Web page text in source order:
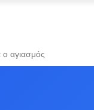
ο αγιασμός